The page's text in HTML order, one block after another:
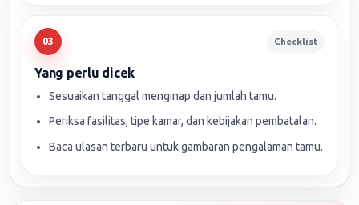
03 Checklist
Yang perlu dicek
Sesuaikan tanggal menginap dan jumlah tamu.
Periksa fasilitas, tipe kamar, dan kebijakan pembatalan.
Baca ulasan terbaru untuk gambaran pengalaman tamu.